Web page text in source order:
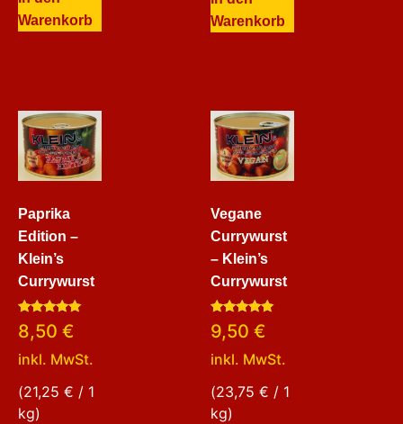
Warenkorb
Warenkorb
Paprika
Edition –
Klein’s
Currywurst
Bewertet
mit
von 5
8,50 €
inkl. MwSt.
(21,25 € / 1
kg)
Vegane
Currywurst
– Klein’s
Currywurst
Bewertet
mit
von 5
9,50 €
inkl. MwSt.
(23,75 € / 1
kg)